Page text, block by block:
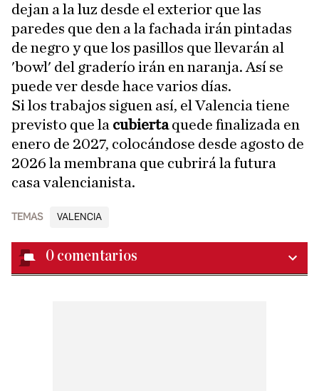
dejan a la luz desde el exterior que las
paredes que den a la fachada irán pintadas
de negro y que los pasillos que llevarán al
'bowl' del graderío irán en naranja. Así se
puede ver desde hace varios días.
Si los trabajos siguen así, el Valencia tiene
previsto que la cubiertaquede finalizada en
enero de 2027, colocándose desde agosto de
2026 la membrana que cubrirá la futura
casa valencianista.
TEMAS VALENCIA
0 comentarios